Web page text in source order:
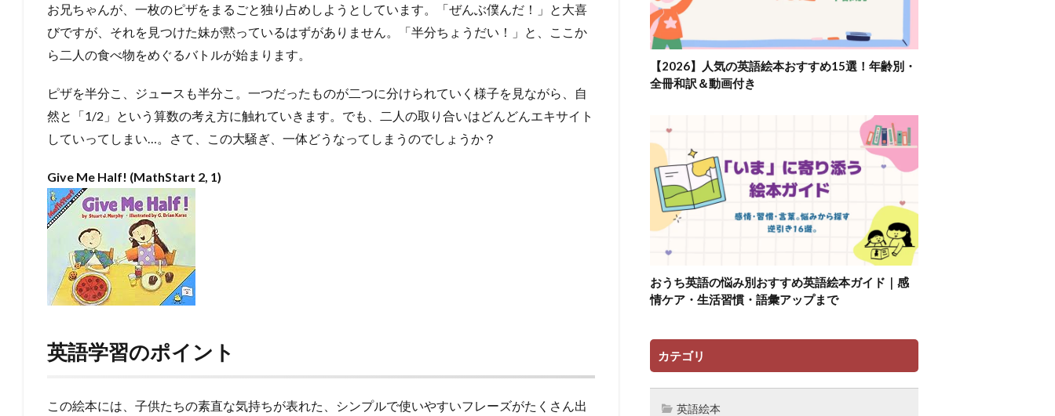
お兄ちゃんが、一枚のピザをまるごと独り占めしようとしています。「ぜんぶ僕んだ！」と大喜
びですが、それを見つけた妹が黙っているはずがありません。「半分ちょうだい！」と、ここか
ら二人の食べ物をめぐるバトルが始まります。
ピザを半分こ、ジュースも半分こ。一つだったものが二つに分けられていく様子を見ながら、自
然と「1/2」という算数の考え方に触れていきます。でも、二人の取り合いはどんどんエキサイト
していってしまい…。さて、この大騒ぎ、一体どうなってしまうのでしょうか？
Give Me Half! (MathStart 2, 1)
英語学習のポイント
この絵本には、子供たちの素直な気持ちが表れた、シンプルで使いやすいフレーズがたくさん出
【2026】人気の英語絵本おすすめ15選！年齢別・
全冊和訳＆動画付き
おうち英語の悩み別おすすめ英語絵本ガイド｜感
情ケア・生活習慣・語彙アップまで
カテゴリ
英語絵本